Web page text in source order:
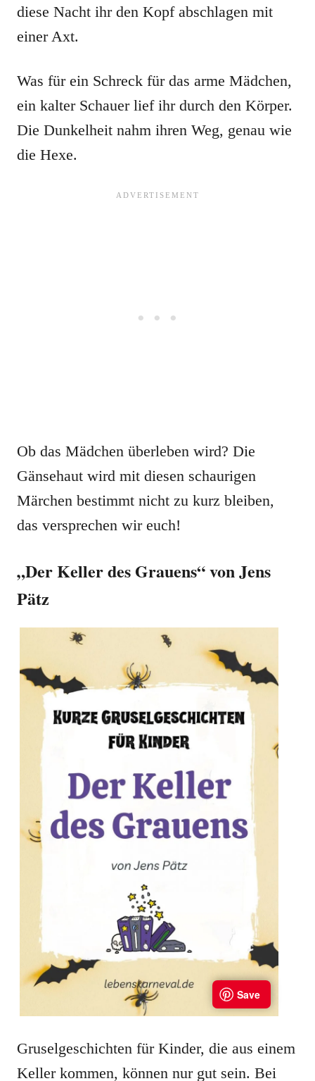
diese Nacht ihr den Kopf abschlagen mit
einer Axt.
Was für ein Schreck für das arme Mädchen,
ein kalter Schauer lief ihr durch den Körper.
Die Dunkelheit nahm ihren Weg, genau wie
die Hexe.
Ob das Mädchen überleben wird? Die
Gänsehaut wird mit diesen schaurigen
Märchen bestimmt nicht zu kurz bleiben,
das versprechen wir euch!
„Der Keller des Grauens“ von Jens
Pätz
Gruselgeschichten für Kinder, die aus einem
Keller kommen, können nur gut sein. Bei